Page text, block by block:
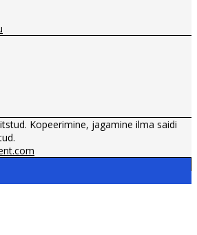
Kopeerimine, jagamine ilma saidi